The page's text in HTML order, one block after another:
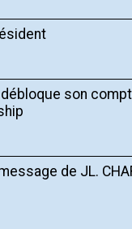
débloque son
de JL.